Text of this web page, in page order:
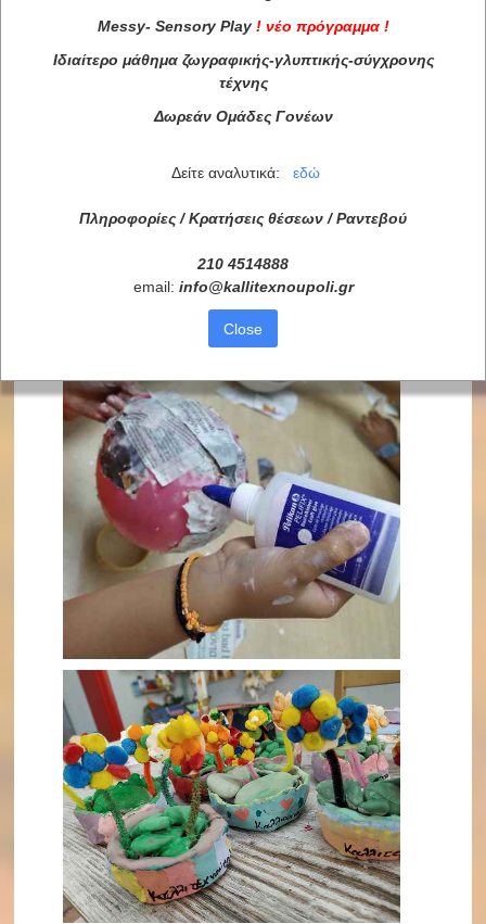
Messy- Sensory Play ! νέο πρόγραμμα !
Ιδιαίτερο μάθημα ζωγραφικής-γλυπτικής-σύγχρονης
τέχνης
Δωρεάν Ομάδες Γονέων
Δείτε αναλυτικά: εδώ
Πληροφορίες / Κρατήσεις θέσεων / Ραντεβού
210 4514888
email: info@kallitexnoupoli.gr
Close